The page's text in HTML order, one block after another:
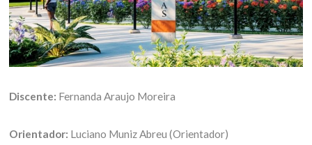
Discente: Fernanda Araujo Moreira
Orientador: Luciano Muniz Abreu (Orientador)